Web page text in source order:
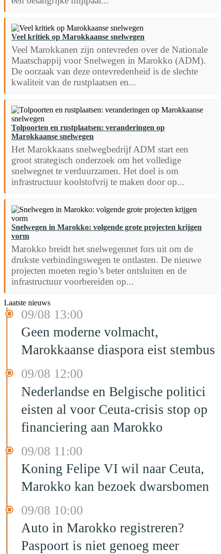
Veel kritiek op Marokkaanse snelwegen
Veel Marokkanen zijn ontevreden over de Nationale
Maatschappij voor Snelwegen in Marokko (ADM).
De oorzaak van deze ontevredenheid is de slechte
kwaliteit van de rustplaatsen en...
Tolpoorten en rustplaatsen: veranderingen op
Marokkaanse snelwegen
Het Marokkaans snelwegbedrijf ADM start een
groot strategisch onderzoek om het volledige
snelwegnet te verduurzamen. Het doel is om
infrastructuur koolstofvrij te maken door op...
Snelwegen in Marokko: volgende grote projecten krijgen
vorm
Marokko breidt het snelwegennet fors uit om de
drukste verbindingswegen te ontlasten. De nieuwe
projecten moeten regio’s beter ontsluiten en de
infrastructuur voorbereiden op...
Laatste nieuws
09/08 13:00
Geen moderne volmacht,
Marokkaanse diaspora eist stembus
09/08 12:00
Nederlandse en Belgische politici
eisten al voor Ceuta-crisis stop op
financiering aan Marokko
09/08 11:00
Koning Felipe VI wil naar Ceuta,
Marokko kan bezoek dwarsbomen
09/08 10:00
Auto in Marokko registreren?
Paspoort is niet genoeg meer